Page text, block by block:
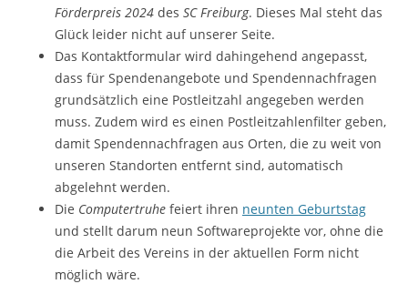
Förderpreis 2024 des SC Freiburg. Dieses Mal steht das
Glück leider nicht auf unserer Seite.
Das Kontaktformular wird dahingehend angepasst,
dass für Spendenangebote und Spendennachfragen
grundsätzlich eine Postleitzahl angegeben werden
muss. Zudem wird es einen Postleitzahlenfilter geben,
damit Spendennachfragen aus Orten, die zu weit von
unseren Standorten entfernt sind, automatisch
abgelehnt werden.
Die Computertruhe feiert ihren neunten Geburtstag
und stellt darum neun Softwareprojekte vor, ohne die
die Arbeit des Vereins in der aktuellen Form nicht
möglich wäre.